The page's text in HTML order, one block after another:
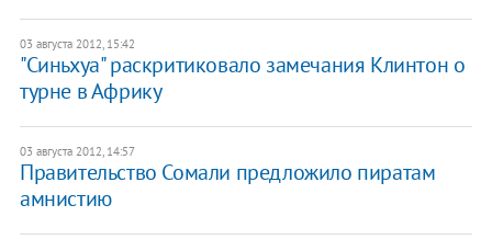
03 августа 2012, 15:42
"Синьхуа" раскритиковало замечания Клинтон о
турне в Африку
03 августа 2012, 14:57
Правительство Сомали предложило пиратам
амнистию